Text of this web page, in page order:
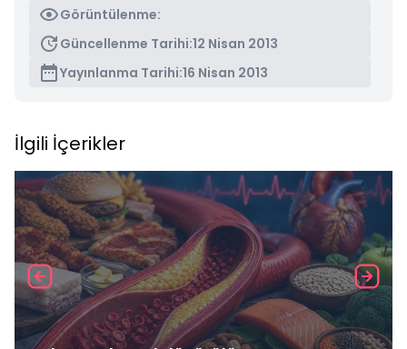
Görüntülenme:
Güncellenme Tarihi:12 Nisan 2013
Yayınlanma Tarihi:16 Nisan 2013
İlgili İçerikler